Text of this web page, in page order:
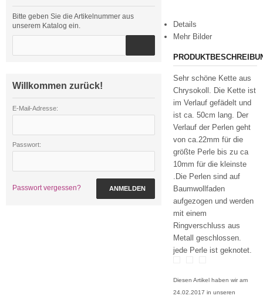
Details
Mehr Bilder
Sehr schöne Kette aus
Chrysokoll. Die Kette ist
im Verlauf gefädelt und
ist ca. 50cm lang. Der
Verlauf der Perlen geht
von ca.22mm für die
größte Perle bis zu ca
10mm für die kleinste
.Die Perlen sind auf
Baumwollfaden
aufgezogen und werden
mit einem
Ringverschluss aus
Metall geschlossen.
jede Perle ist geknotet.
Diesen Artikel haben wir am
24.02.2017 in unseren
Bitte geben Sie die Artikelnummer aus
unserem Katalog ein.
Willkommen zurück!
E-Mail-Adresse:
Passwort:
Passwort vergessen? ANMELDEN